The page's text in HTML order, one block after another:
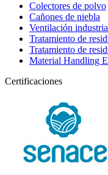
Colectores de polvo
Cañones de niebla
Ventilación
Tratamiento de
Tratamiento de
Material Handling
Certificaciones